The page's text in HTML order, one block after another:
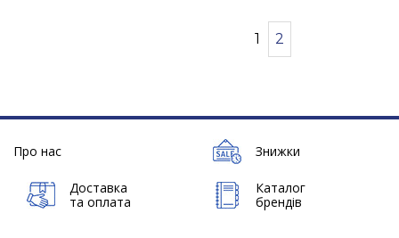
1 2
Про нас Знижки
Доставка
та оплата
Каталог
брендів